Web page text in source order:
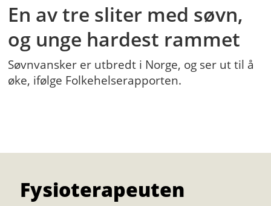
En av tre sliter med søvn,
og unge hardest rammet
Søvnvansker er utbredt i Norge, og ser ut til å
øke, ifølge Folkehelserapporten.
Fysioterapeuten